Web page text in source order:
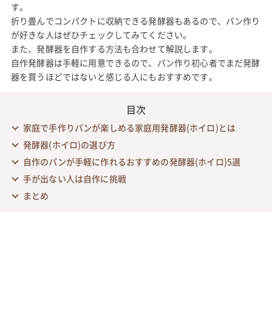
す。
折り畳んでコンパクトに収納できる発酵器もあるので、パン作り
が好きな人はぜひチェックしてみてください。
また、発酵器を自作する方法も合わせて解説します。
自作発酵器は手軽に用意できるので、パン作り初心者でまだ発酵
器を買うほどではないと感じる人にもおすすめです。
目次
家庭で手作りパンが楽しめる家庭用発酵器(ホイロ)とは
発酵器(ホイロ)の選び方
自作のパンが手軽に作れるおすすめの発酵器(ホイロ)5選
手が出ない人は自作に挑戦
まとめ